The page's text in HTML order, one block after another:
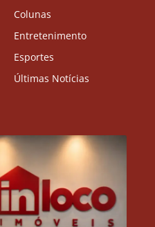
Colunas
Entretenimento
Esportes
Últimas Notícias